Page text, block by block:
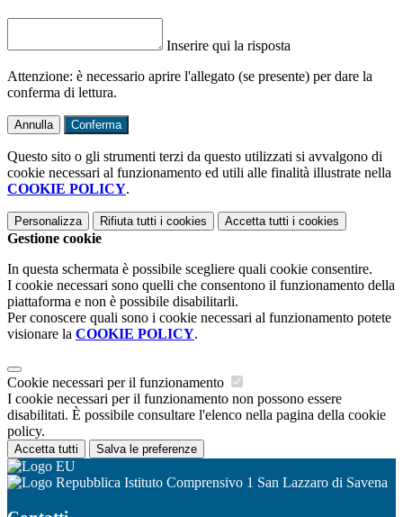
Inserire qui la risposta
Attenzione: è necessario aprire l'allegato (se presente) per dare la
conferma di lettura.
Annulla Conferma
Questo sito o gli strumenti terzi da questo utilizzati si avvalgono di
cookie necessari al funzionamento ed utili alle finalità illustrate nella
COOKIE POLICY.
Personalizza Rifiuta tutti i cookies Accetta tutti i cookies
Gestione cookie
In questa schermata è possibile scegliere quali cookie consentire.
I cookie necessari sono quelli che consentono il funzionamento della
piattaforma e non è possibile disabilitarli.
Per conoscere quali sono i cookie necessari al funzionamento potete
visionare la COOKIE POLICY.
Cookie necessari per il funzionamento
I cookie necessari per il funzionamento non possono essere
disabilitati. È possibile consultare l'elenco nella pagina della cookie
policy.
Accetta tutti Salva le preferenze
Istituto Comprensivo 1 San Lazzaro di Savena